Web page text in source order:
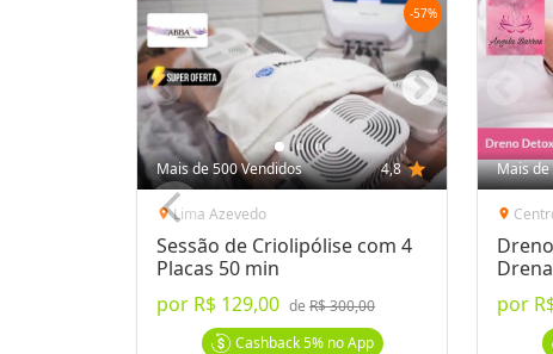
Compartilhe essa Oferta:
Receba as novidades do Cidade Oferta no seu
WhatsApp!
Destaques & Regras
3 meses para utilização do voucher (até 04/
linfática para melhorar as funções do
-57%
Mais de 500 Vendidos 4,8 star
location_onLima Azevedo
Sessão de Criolipólise com 4
Placas 50 min
por R$ 129,00 de R$ 300,00
Cashback5%no App
Mais de
location_on
por